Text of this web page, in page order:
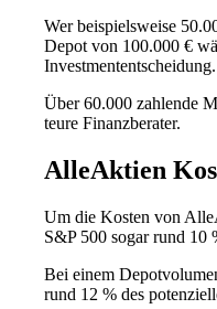
Wer beispielsweise
Depot von 100.000 €
Investmententscheidung.
Über 60.000 zahlende
teure Finanzberater.
AlleAktien
Um die Kosten von
S&P 500 sogar rund 10
Bei einem
rund 12 % des